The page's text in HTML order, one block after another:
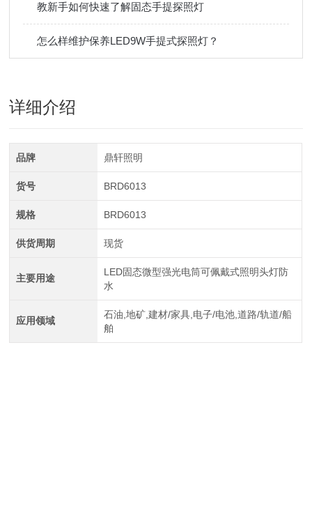
教新手如何快速了解固态手提探照灯
怎么样维护保养LED9W手提式探照灯？
详细介绍
品牌 鼎轩照明
货号 BRD6013
规格 BRD6013
供货周期 现货
主要用途
LED固态微型强光电筒可佩戴式照明头灯防
水
应用领域
石油,地矿,建材/家具,电子/电池,道路/轨道/船
舶